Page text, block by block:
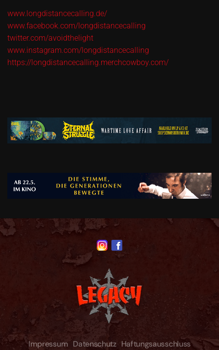
www.longdistancecalling.de/
www.facebook.com/longdistancecalling
twitter.com/avoidthelight
www.instagram.com/longdistancecalling
https://longdistancecalling.merchcowboy.com/
Impressum Datenschutz Haftungsausschluss